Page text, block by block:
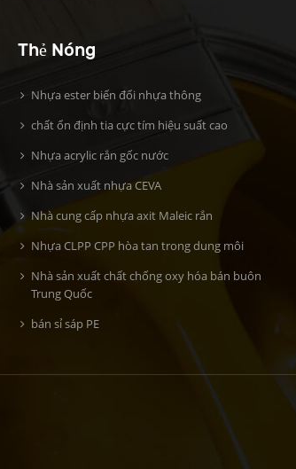
Thẻ Nóng
Nhựa ester biến đổi nhựa thông
chất ổn định tia cực tím hiệu suất cao
Nhựa acrylic rắn gốc nước
Nhà sản xuất nhựa CEVA
Nhà cung cấp nhựa axit Maleic rắn
Nhựa CLPP CPP hòa tan trong dung môi
Nhà sản xuất chất chống oxy hóa bán buôn
Trung Quốc
bán sỉ sáp PE